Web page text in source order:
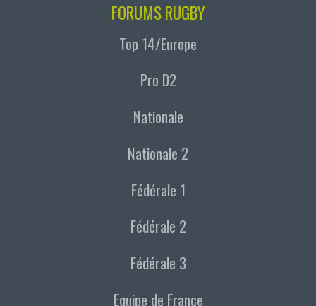
FORUMS RUGBY
Top 14/Europe
Pro D2
Nationale
Nationale 2
Fédérale 1
Fédérale 2
Fédérale 3
Equipe de France